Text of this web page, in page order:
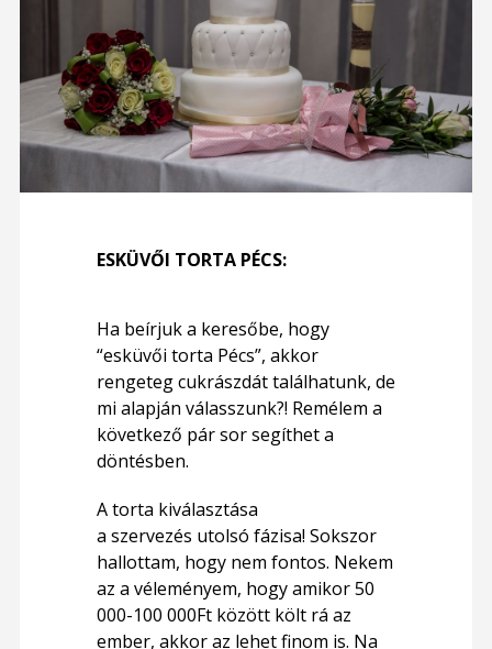
ESKÜVŐI TORTA PÉCS:
Ha beírjuk a keresőbe, hogy
“esküvői torta Pécs”, akkor
rengeteg cukrászdát találhatunk, de
mi alapján válasszunk?! Remélem a
következő pár sor segíthet a
döntésben.
A torta kiválasztása
a szervezés utolsó fázisa! Sokszor
hallottam, hogy nem fontos. Nekem
az a véleményem, hogy amikor 50
000-100 000Ft között költ rá az
ember, akkor az lehet finom is. Na